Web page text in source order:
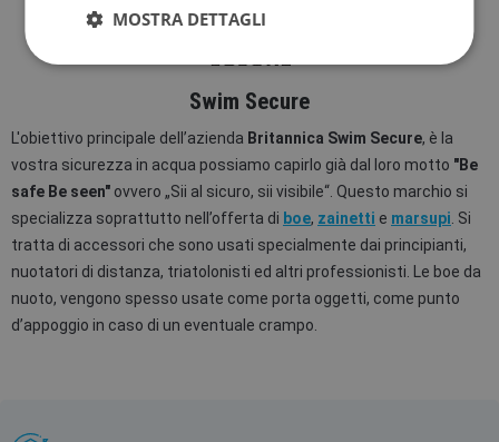
Swim Secure
L'obiettivo principale dell’azienda Britannica Swim Secure, è la
vostra sicurezza in acqua possiamo capirlo già dal loro motto "Be
safe Be seen" ovvero „Sii al sicuro, sii visibile“. Questo marchio si
specializza soprattutto nell’offerta di boe, zainetti e marsupi . Si
tratta di accessori che sono usati specialmente dai principianti,
nuotatori di distanza, triatolonisti ed altri professionisti. Le boe da
nuoto, vengono spesso usate come porta oggetti, come punto
d’appoggio in caso di un eventuale crampo.
MOSTRA DETTAGLI